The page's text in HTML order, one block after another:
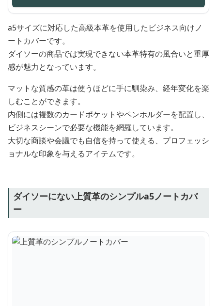
a5サイズに対応した高級本革を使用したビジネス向けノ
ートカバーです。
ダイソーの商品では実現できない本革特有の風合いと重厚
感が魅力となっています。
マットな質感の革は使うほどに手に馴染み、経年変化を楽
しむことができます。
内側には複数のカードポケットやペンホルダーを配置し、
ビジネスシーンで必要な機能を網羅しています。
大切な商談や会議でも自信を持って使える、プロフェッシ
ョナルな印象を与えるアイテムです。
ダイソーにない上質革のシンプルa5ノートカバ
ー